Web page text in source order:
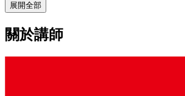
展開全部
關於講師